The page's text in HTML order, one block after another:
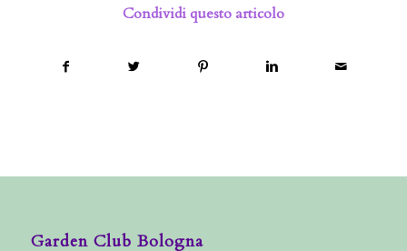
Condividi questo articolo
Garden Club Bologna